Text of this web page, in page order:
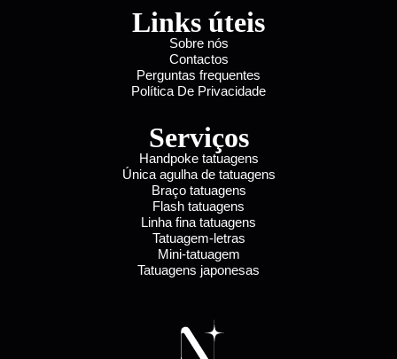
Links úteis
Sobre nós
Contactos
Perguntas frequentes
Política De Privacidade
Serviços
Handpoke tatuagens
Única agulha de tatuagens
Braço tatuagens
Flash tatuagens
Linha fina tatuagens
Tatuagem-letras
Mini-tatuagem
Tatuagens japonesas